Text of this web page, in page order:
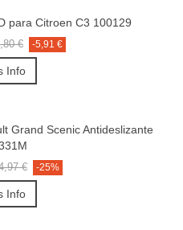
para Citroen C3 100129
€ -5,91 €
Info
Grand Scenic Antideslizante
€ -25%
Info